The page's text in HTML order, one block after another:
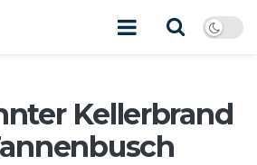
Kellerbrand